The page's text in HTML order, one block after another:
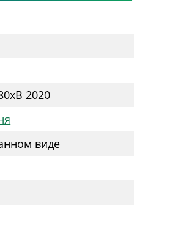
xВ 2020
виде